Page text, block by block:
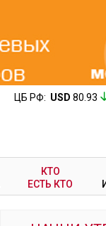
ЦБ РФ: USD 80.93
КТО
ЕСТЬ КТО